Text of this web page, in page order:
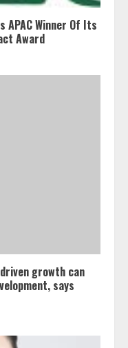
面接の教科書——
定を公開
Winner Of Its
Award
growth can
says